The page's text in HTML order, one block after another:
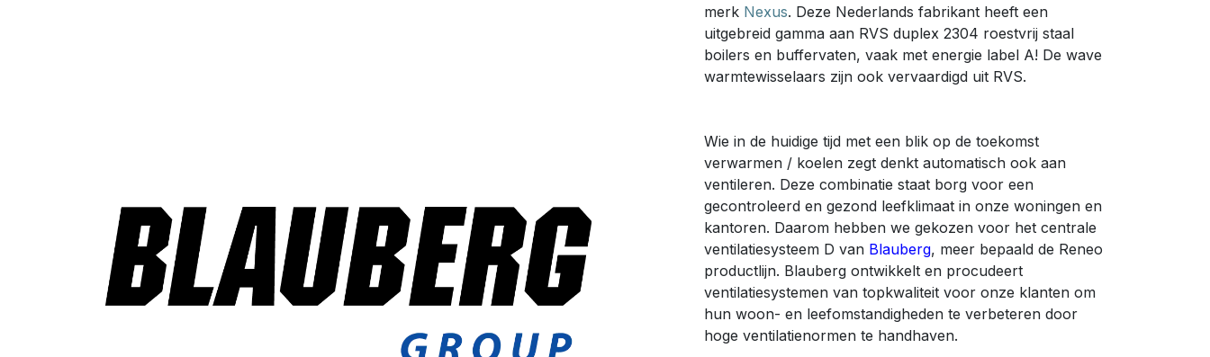
merk Nexus. Deze Nederlands fabrikant heeft een
uitgebreid gamma aan RVS duplex 2304 roestvrij staal
boilers en buffervaten, vaak met energie label A! De wave
warmtewisselaars zijn ook vervaardigd uit RVS.
Wie in de huidige tijd met een blik op de toekomst
verwarmen / koelen zegt denkt automatisch ook aan
ventileren. Deze combinatie staat borg voor een
gecontroleerd en gezond leefklimaat in onze woningen en
kantoren. Daarom hebben we gekozen voor het centrale
ventilatiesysteem D van Blauberg, meer bepaald de Reneo
productlijn. Blauberg ontwikkelt en procudeert
ventilatiesystemen van topkwaliteit voor onze klanten om
hun woon- en leefomstandigheden te verbeteren door
hoge ventilatienormen te handhaven.